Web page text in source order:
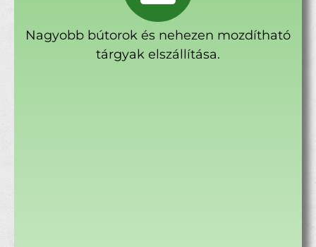
Nagyobb bútorok és nehezen mozdítható
tárgyak elszállítása.